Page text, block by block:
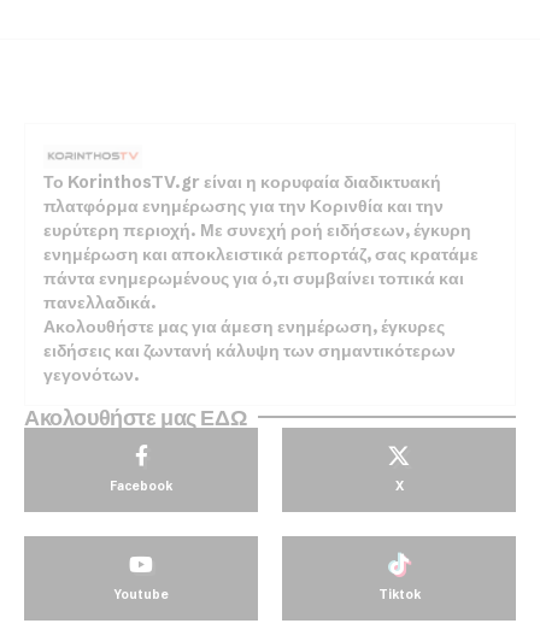
Το KorinthosTV.gr είναι η κορυφαία διαδικτυακή
πλατφόρμα ενημέρωσης για την Κορινθία και την
ευρύτερη περιοχή. Με συνεχή ροή ειδήσεων, έγκυρη
ενημέρωση και αποκλειστικά ρεπορτάζ, σας κρατάμε
πάντα ενημερωμένους για ό,τι συμβαίνει τοπικά και
πανελλαδικά.
Ακολουθήστε μας για άμεση ενημέρωση, έγκυρες
ειδήσεις και ζωντανή κάλυψη των σημαντικότερων
γεγονότων.
Ακολουθήστε μας ΕΔΩ
Facebook X
Youtube Tiktok